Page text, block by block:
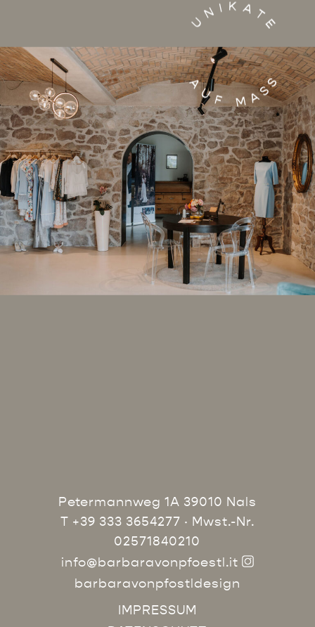
Petermannweg 1A 39010 Nals
T +39 333 3654277 · Mwst.-Nr.
02571840210
info@barbaravonpfoestl.it
barbaravonpfostldesign
IMPRESSUM